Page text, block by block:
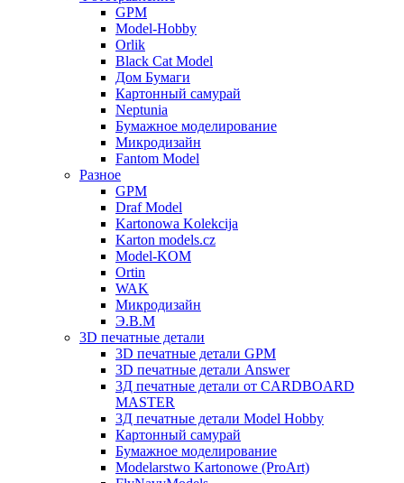
GPM
Model-Hobby
Orlik
Black Cat Model
Дом Бумаги
Картонный самурай
Neptunia
Бумажное моделирование
Микродизайн
Fantom Model
Разное
GPM
Draf Model
Kartonowa Kolekcija
Karton models.cz
Model-KOM
Ortin
WAK
Микродизайн
Э.В.М
3D печатные детали
3D печатные детали GPM
3D печатные детали Answer
3Д печатные детали от CARDBOARD
MASTER
3Д печатные детали Model Hobby
Картонный самурай
Бумажное моделирование
Modelarstwo Kartonowe (ProArt)